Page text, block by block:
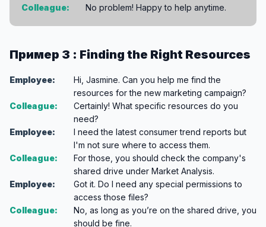
Colleague:
No problem! Happy to help anytime.
Пример 3 : Finding the Right Resources
Employee:
Hi, Jasmine. Can you help me find the
resources for the new marketing campaign?
Colleague:
Certainly! What specific resources do you
need?
Employee:
I need the latest consumer trend reports but
I'm not sure where to access them.
Colleague:
For those, you should check the company's
shared drive under Market Analysis.
Employee:
Got it. Do I need any special permissions to
access those files?
Colleague:
No, as long as you’re on the shared drive, you
should be fine.